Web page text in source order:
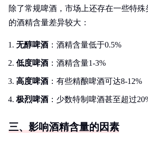
除了常规啤酒，市场上还存在一些特
的酒精含量差异较大：
无醇啤酒 ：酒精含量低于0.5%
低度啤酒 ：酒精含量1-3%
高度啤酒 ：有些精酿啤酒可达8-12%
极烈啤酒 ：少数特制啤酒甚至超过
三、影响酒精含量的因素